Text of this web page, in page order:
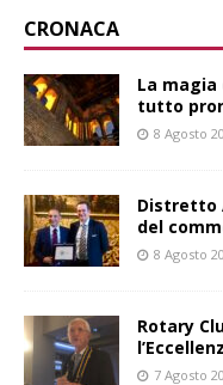
CRONACA
La
tutto
8 Agosto
Distretto
del
8 Agosto
Rotary
7 Agosto